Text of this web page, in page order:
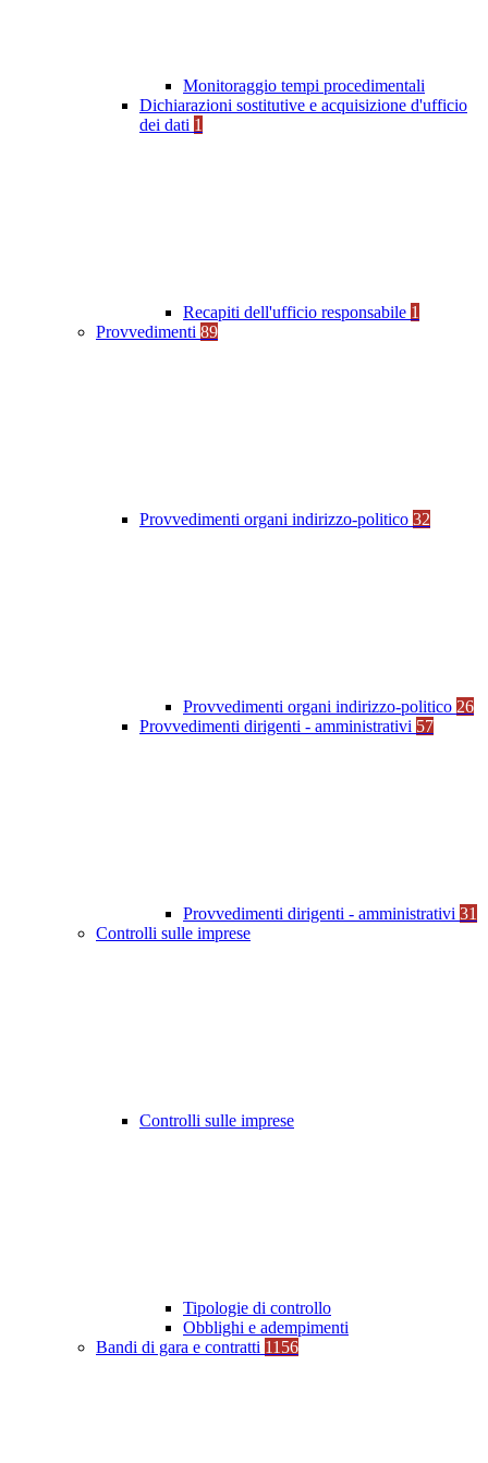
Monitoraggio tempi procedimentali
Dichiarazioni sostitutive e acquisizione d'ufficio
dei dati 1
Recapiti dell'ufficio responsabile 1
Provvedimenti 89
Provvedimenti organi indirizzo-politico 32
Provvedimenti organi indirizzo-politico 26
Provvedimenti dirigenti - amministrativi 57
Provvedimenti dirigenti - amministrativi 31
Controlli sulle imprese
Controlli sulle imprese
Tipologie di controllo
Obblighi e adempimenti
Bandi di gara e contratti 1156